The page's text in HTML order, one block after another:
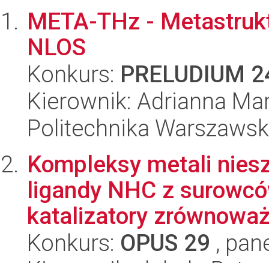
META-THz -
NLOS
Konkurs: PRELUDIUM
Kierownik: Adrianna
Politechnika
Kompleksy metali
ligandy NHC z
katalizatory
Konkurs: OPUS 29 ,